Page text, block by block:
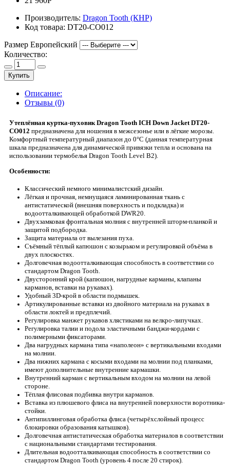
Производитель: Dragon Tooth (КНР)
Код товара: DT20-CO012
Размер Европейский
Количество:
Купить
Описание:
Отзывы (0)
Утеплённая куртка-пуховик Dragon Tooth ICH Down Jacket DT20-
CO012 предназначена для ношения в межсезонье или в лёгкие морозы.
Комфортный температурный диапазон до 0°C (данная температурная
шкала предназначена для динамической привязки тепла и основана на
использовании термобелья Dragon Tooth Level B2).
Особенности:
Классический немного минималистский дизайн.
Лёгкая и прочная, немнущаяся ламинированная ткань с
антистатической (внешняя поверхность и подкладка) и
водоотталкивающей обработкой DWR20.
Двухзамковая фронтальная молния с внутренней шторм-планкой и
защитой подбородка.
Защита материала от вылезания пуха.
Съёмный тёплый капюшон с козырьком и регулировкой объёма в
двух плоскостях.
Долговечная водоотталкивающая способность в соответствии со
стандартом Dragon Tooth.
Двусторонний крой (капюшон, нагрудные карманы, клапаны
карманов, вставки на рукавах).
Удобный 3D-крой в области подмышек.
Артикулированные вставки из двойного материала на рукавах в
области локтей и предплечий.
Регулировка манжет рукавов хлястиками на велкро-липучках.
Регулировка талии и подола эластичными банджи-кордами с
полимерными фиксаторами.
Два нагрудных кармана типа «наполеон» с вертикальными входами
на молнии.
Два нижних кармана с косыми входами на молнии под планками,
имеют дополнительные внутренние кармашки.
Внутренний карман с вертикальным входом на молнии на левой
стороне.
Тёплая флисовая подбивка внутри карманов.
Вставка из плюшевого флиса на внутренней поверхности воротника-
стойки.
Антипиллинговая обработка флиса (четырёхслойный процесс
блокировки образования катышков).
Долговечная антистатическая обработка материалов в соответствии
с национальными стандартами тестирования.
Длительная водоотталкивающая способность в соответствии со
стандартом Dragon Tooth (уровень 4 после 20 стирок).